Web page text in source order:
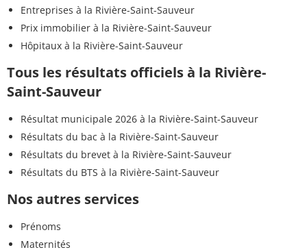
Entreprises à la Rivière-Saint-Sauveur
Prix immobilier à la Rivière-Saint-Sauveur
Hôpitaux à la Rivière-Saint-Sauveur
Tous les résultats officiels à la Rivière-
Saint-Sauveur
Résultat municipale 2026 à la Rivière-Saint-Sauveur
Résultats du bac à la Rivière-Saint-Sauveur
Résultats du brevet à la Rivière-Saint-Sauveur
Résultats du BTS à la Rivière-Saint-Sauveur
Nos autres services
Prénoms
Maternités